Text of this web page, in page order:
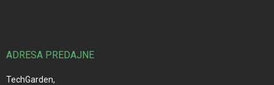
ADRESA PREDAJNE
TechGarden,